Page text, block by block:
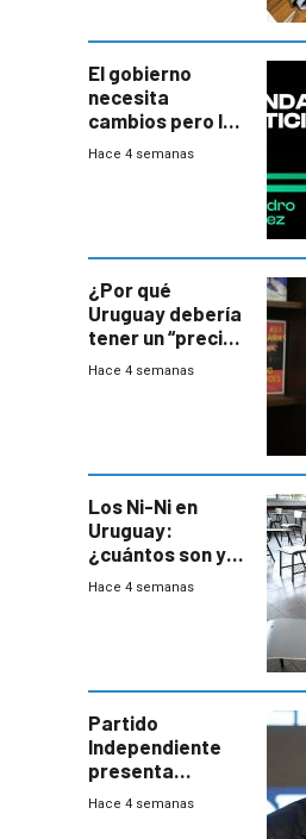
El gobierno
necesita
cambios pero los
ministros tienen
Hace 4 semanas
¿Por qué
Uruguay debería
tener un “precio
único” en los
Hace 4 semanas
Los Ni-Ni en
Uruguay:
¿cuántos son y
en dónde están?
Hace 4 semanas
Partido
Independiente
presenta
demanda civil
Hace 4 semanas